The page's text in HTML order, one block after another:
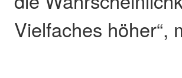
Vielfaches höher“,